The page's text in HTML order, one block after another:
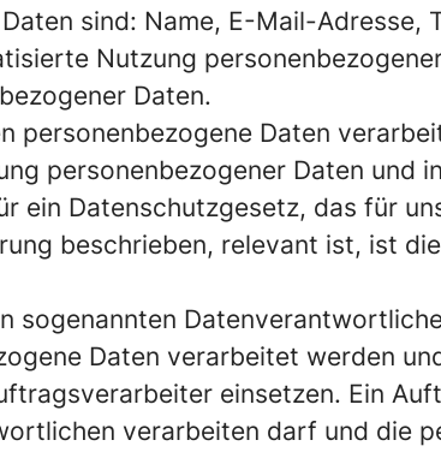
sind: Name, E-Mail-Adresse,
Nutzung
Daten.
personenbezogene Daten
personenbezogener Daten und
ein Datenschutzgesetz, das für
beschrieben, relevant ist, ist
sogenannten
Daten verarbeitet werden
einsetzen. Ein
verarbeiten darf und die